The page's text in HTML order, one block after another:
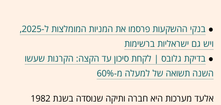
●
בנקי ההשקעות פרסמו את המניות המומלצות ל-2025,
ויש גם ישראליות ברשימות
● בדיקת גלובס | לקחת סיכון עד הקצה: הקרנות שעשו
השנה תשואה של למעלה מ-60%
אלעד מערכות היא חברה ותיקה שנוסדה בשנת 1982